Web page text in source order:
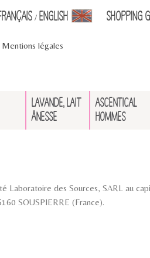
/ English Shopping
Mentions légales
LAVANDE, LAIT
ÂNESSE
ASCENTICAL
HOMMES
Laboratoire des Sources, SARL au
SOUSPIERRE (France).